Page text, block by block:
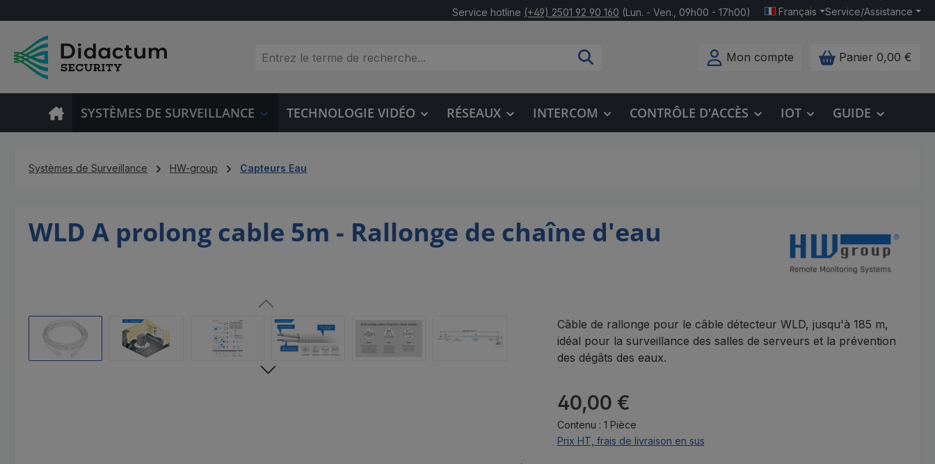
Service hotline (+49) 2501 92 90 160 (Lun. - Ven., 09h00 - 17h00) Français Service/Assistance
Mon compte Panier 0,00 €
SYSTÈMES DE SURVEILLANCE TECHNOLOGIE VIDÉO RÉSEAUX INTERCOM CONTRÔLE D'ACCÈS IOT GUIDE
Systèmes de Surveillance HW-group Capteurs Eau
WLD A prolong cable 5m - Rallonge de chaîne d'eau
Ignorer la galerie d'images
Câble de rallonge pour le câble détecteur WLD, jusqu'à 185 m,
idéal pour la surveillance des salles de serveurs et la prévention
des dégâts des eaux.
Prix régulier :
40,00 €
Contenu : 1 Pièce
Prix HT, frais de livraison en sus